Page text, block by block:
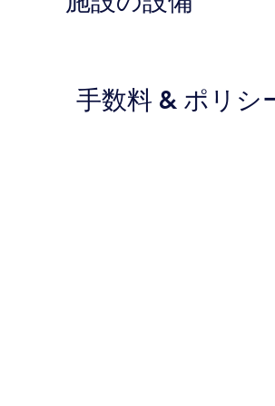
手数料 & ポリシ